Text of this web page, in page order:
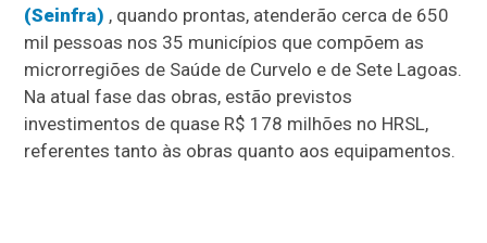
(Seinfra) , quando prontas, atenderão cerca de 650
mil pessoas nos 35 municípios que compõem as
microrregiões de Saúde de Curvelo e de Sete Lagoas.
Na atual fase das obras, estão previstos
investimentos de quase R$ 178 milhões no HRSL,
referentes tanto às obras quanto aos equipamentos.